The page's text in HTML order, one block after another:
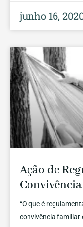
junho 16,
Ação de
“O que é
convivência familiar